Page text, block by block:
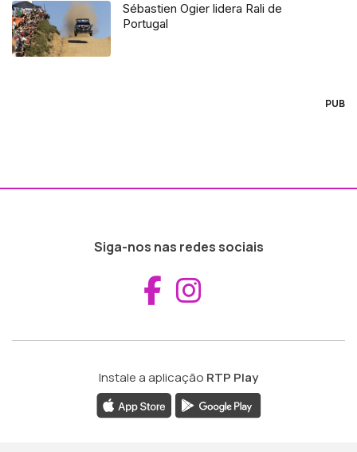
Sébastien Ogier lidera Rali de
Portugal
PUB
Siga-nos nas redes sociais
Aceder ao
Instale a aplicação RTP Play